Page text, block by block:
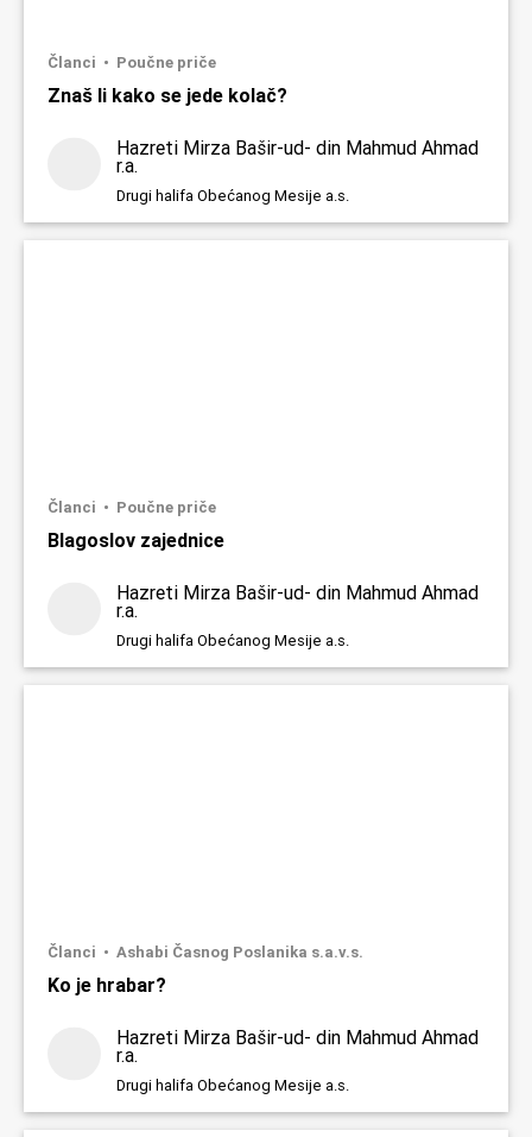
Članci Poučne priče
Znaš li kako se jede kolač?
Hazreti Mirza Bašir-ud- din Mahmud Ahmad
r.a.
Drugi halifa Obećanog Mesije a.s.
Članci Poučne priče
Blagoslov zajednice
Hazreti Mirza Bašir-ud- din Mahmud Ahmad
r.a.
Drugi halifa Obećanog Mesije a.s.
Članci Ashabi Časnog Poslanika s.a.v.s.
Ko je hrabar?
Hazreti Mirza Bašir-ud- din Mahmud Ahmad
r.a.
Drugi halifa Obećanog Mesije a.s.